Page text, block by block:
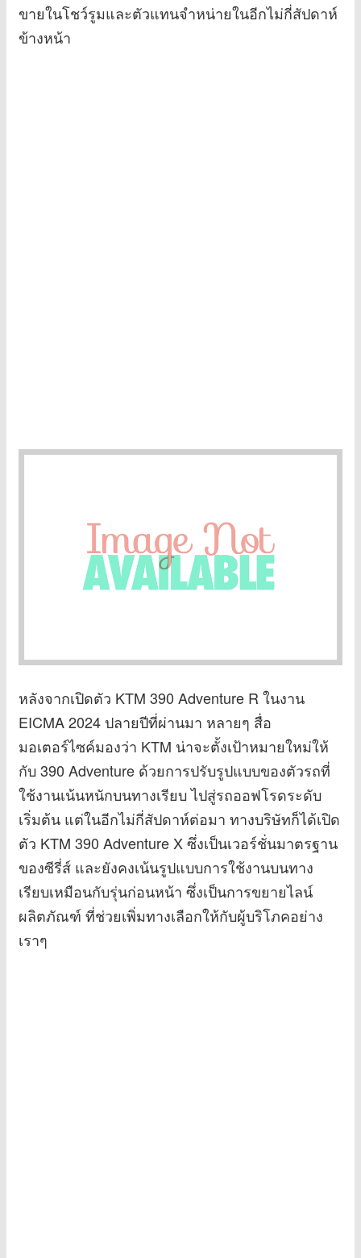
ขายในโชว์รูมและตัวแทนจำหน่ายในอีกไม่กี่สัปดาห์
ข้างหน้า
หลังจากเปิดตัว KTM 390 Adventure R ในงาน
EICMA 2024 ปลายปีที่ผ่านมา หลายๆ สื่อ
มอเตอร์ไซค์มองว่า KTM น่าจะตั้งเป้าหมายใหม่ให้
กับ 390 Adventure ด้วยการปรับรูปแบบของตัวรถที่
ใช้งานเน้นหนักบนทางเรียบ ไปสู่รถออฟโรดระดับ
เริ่มต้น แต่ในอีกไม่กี่สัปดาห์ต่อมา ทางบริษัทก็ได้เปิด
ตัว KTM 390 Adventure X ซึ่งเป็นเวอร์ชั่นมาตรฐาน
ของซีรี่ส์ และยังคงเน้นรูปแบบการใช้งานบนทาง
เรียบเหมือนกับรุ่นก่อนหน้า ซึ่งเป็นการขยายไลน์
ผลิตภัณฑ์ ที่ช่วยเพิ่มทางเลือกให้กับผู้บริโภคอย่าง
เราๆ